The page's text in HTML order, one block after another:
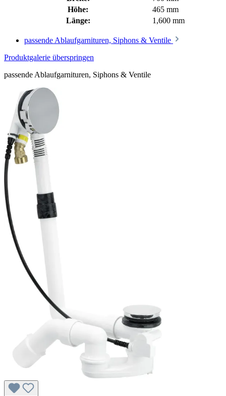
Höhe:
465 mm
Länge:
1,600 mm
passende Ablaufgarnituren, Siphons & Ventile
Produktgalerie überspringen
passende Ablaufgarnituren, Siphons & Ventile